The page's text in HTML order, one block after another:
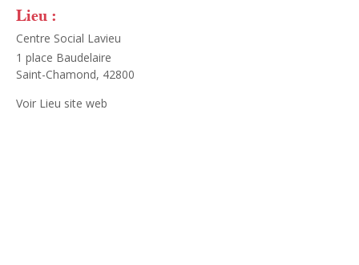
Lieu :
Centre Social Lavieu
1 place Baudelaire
Saint-Chamond, 42800
Voir Lieu site web